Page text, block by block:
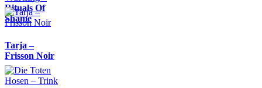
Rituals Of
Shame
Tarja –
Frisson Noir